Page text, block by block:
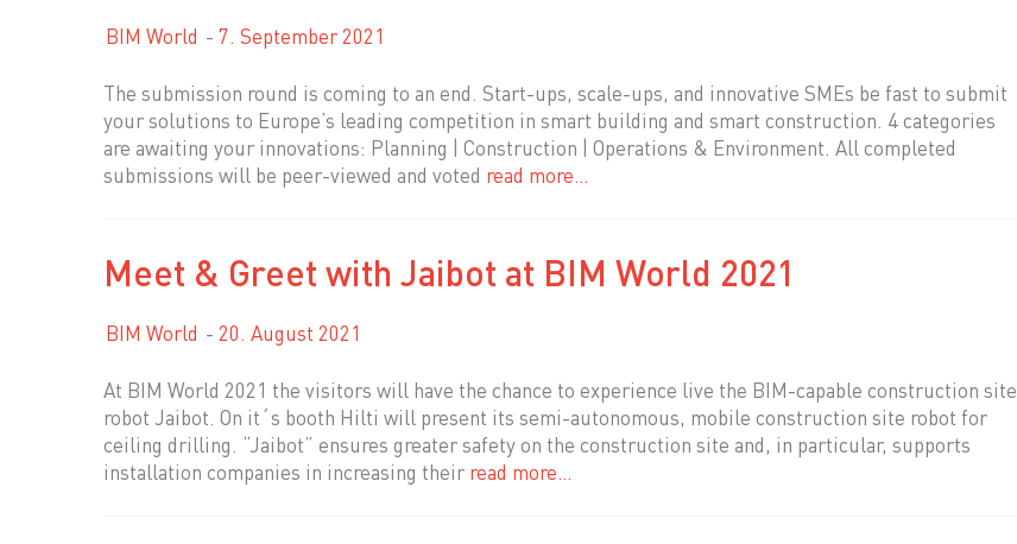
BIM World 7. September 2021
The submission round is coming to an end. Start-ups, scale-ups, and innovative SMEs be fast to submit
your solutions to Europe’s leading competition in smart building and smart construction. 4 categories
are awaiting your innovations: Planning | Construction | Operations & Environment. All completed
submissions will be peer-viewed and voted read more…
Meet & Greet with Jaibot at BIM World 2021
BIM World 20. August 2021
At BIM World 2021 the visitors will have the chance to experience live the BIM-capable construction site
robot Jaibot. On it´s booth Hilti will present its semi-autonomous, mobile construction site robot for
ceiling drilling. “Jaibot” ensures greater safety on the construction site and, in particular, supports
installation companies in increasing their read more…